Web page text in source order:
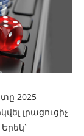
2025
լրացուցիչ